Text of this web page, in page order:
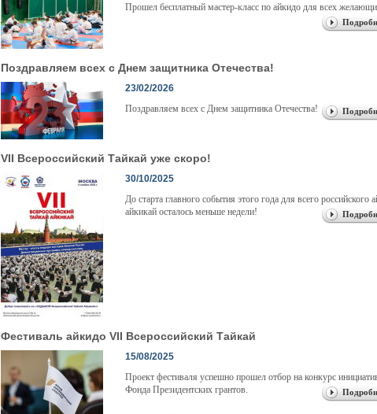
Прошел бесплатный мастер-класс по айкидо для всех
Поздравляем всех с Днем защитника Отечества!
23/02/2026
Поздравляем всех с Днем защитника Отечества!
VII Всероссийский Тайкай уже скоро!
30/10/2025
До старта главного события этого года для всего российского
айкикай осталось меньше недели!
Фестиваль айкидо VII Всероссийский Тайкай
15/08/2025
Проект фестиваля успешно прошел отбор на конкурс
Фонда Президентских грантов.